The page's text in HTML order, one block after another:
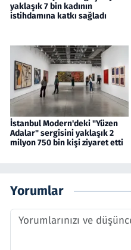
yaklaşık 7 bin kadının
istihdamına katkı sağladı
İstanbul Modern'deki "Yüzen
Adalar" sergisini yaklaşık 2
milyon 750 bin kişi ziyaret etti
Yorumlar